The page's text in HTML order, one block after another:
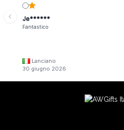
Je******
Fantastico
Lanciano
30 giugno 2026